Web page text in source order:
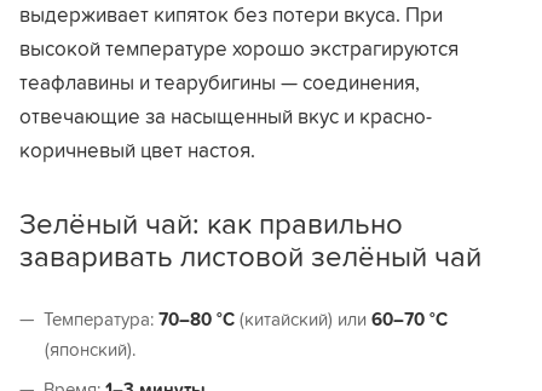
выдерживает кипяток без потери вкуса. При
высокой температуре хорошо экстрагируются
теафлавины и теарубигины — соединения,
отвечающие за насыщенный вкус и красно-
коричневый цвет настоя.
Зелёный чай: как правильно
заваривать листовой зелёный чай
Температура: 70–80 °C (китайский) или 60–70 °C
(японский).